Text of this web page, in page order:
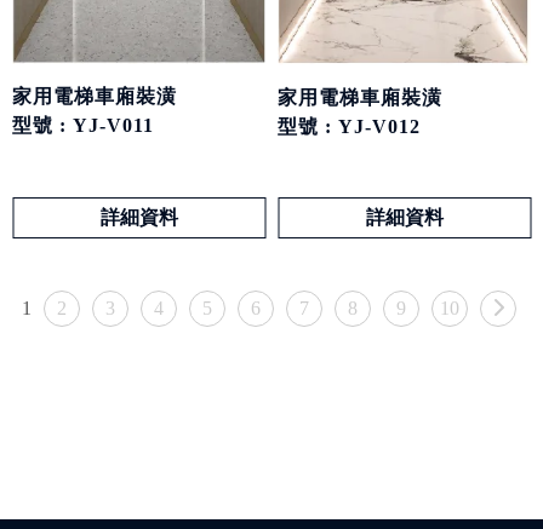
家用電梯車廂裝潢
型號 : YJ-V011
詳細資料
家用電梯車廂裝潢
型號 : YJ-V012
詳細資料
1 2 3 4 5 6 7 8 9 10